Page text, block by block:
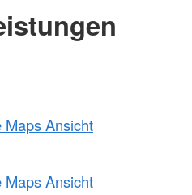
Maps Ansicht
Maps Ansicht